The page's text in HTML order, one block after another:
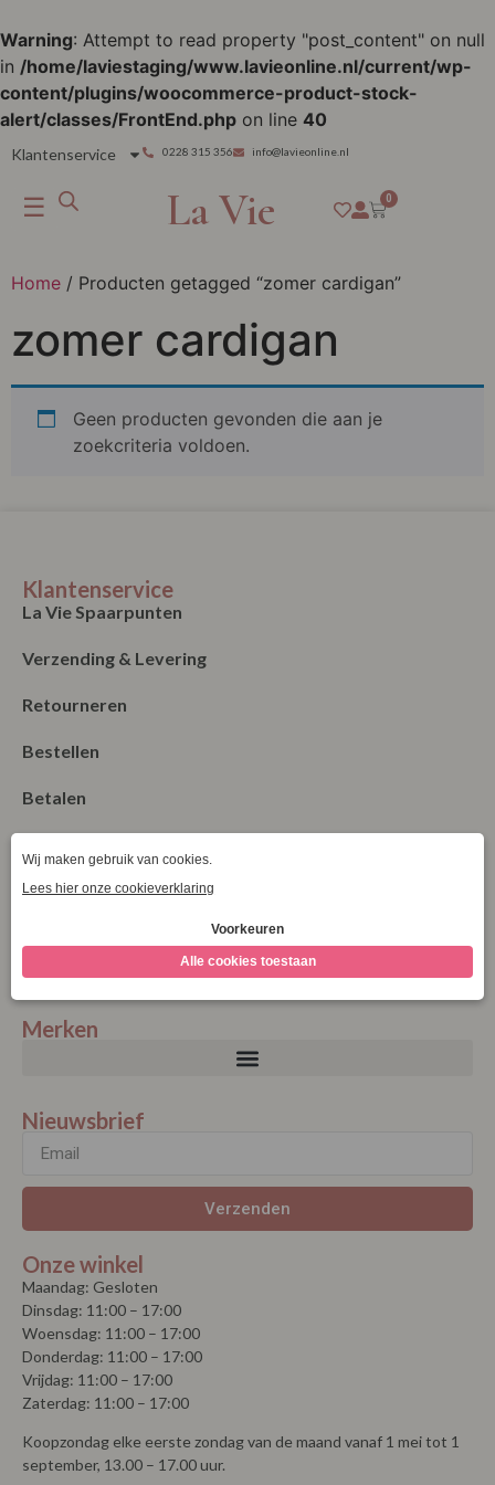
Warning: Attempt to read property "post_content" on null
in /home/laviestaging/www.lavieonline.nl/current/wp-
content/plugins/woocommerce-product-stock-
alert/classes/FrontEnd.php on line 40
Klantenservice 0228 315 356 info@lavieonline.nl
☰ La Vie 0
Home / Producten getagged “zomer cardigan”
zomer cardigan
Geen producten gevonden die aan je
zoekcriteria voldoen.
Klantenservice
La Vie Spaarpunten
Verzending & Levering
Retourneren
Bestellen
Betalen
Garantie en klachten
Blog
Merken
Nieuwsbrief
Verzenden
Onze winkel
Maandag: Gesloten
Dinsdag: 11:00 – 17:00
Woensdag: 11:00 – 17:00
Donderdag: 11:00 – 17:00
Vrijdag: 11:00 – 17:00
Zaterdag: 11:00 – 17:00
Koopzondag elke eerste zondag van de maand vanaf 1 mei tot 1
september, 13.00 – 17.00 uur.